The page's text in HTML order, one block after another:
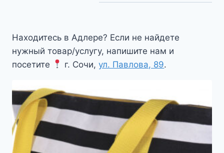
Находитесь в Адлере? Если не найдете
нужный товар/услугу, напишите нам и
посетите
г. Сочи,ул. Павлова, 89.